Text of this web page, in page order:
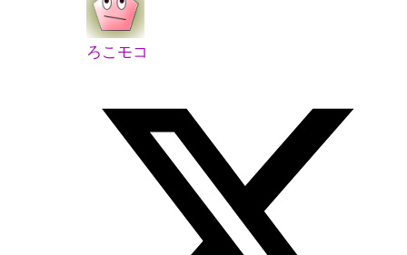
ろこモコ